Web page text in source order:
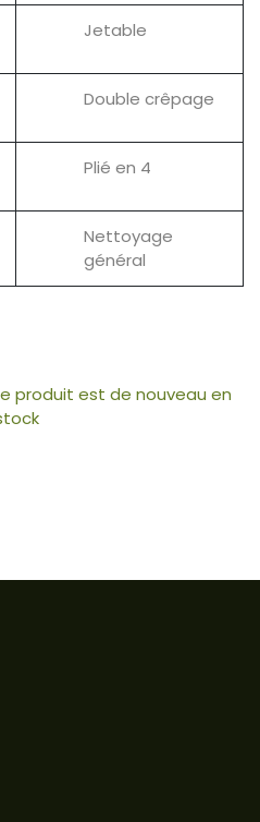
Jetable
Double crêpage
Plié en 4
Nettoyage
général
produit est de nouveau en